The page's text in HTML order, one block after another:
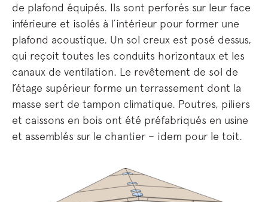
de plafond équipés. Ils sont perforés sur leur face
inférieure et isolés à l’intérieur pour former une
plafond acoustique. Un sol creux est posé dessus,
qui reçoit toutes les conduits horizontaux et les
canaux de ventilation. Le revêtement de sol de
l’étage supérieur forme un terrassement dont la
masse sert de tampon climatique. Poutres, piliers
et caissons en bois ont été préfabriqués en usine
et assemblés sur le chantier – idem pour le toit.